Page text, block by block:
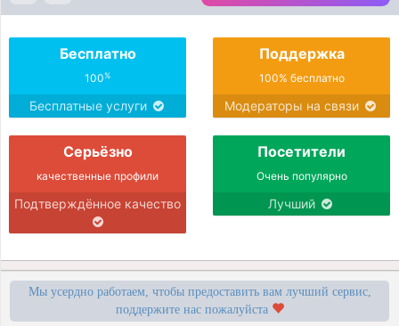
Бесплатно
100%
Бесплатные услуги
Поддержка
100% бесплатно
Модераторы на связи
Серьёзно
качественные профили
Подтверждённое качество
Посетители
Очень популярно
Лучший
Мы усердно работаем, чтобы предоставить вам лучший сервис,
поддержите нас пожалуйста